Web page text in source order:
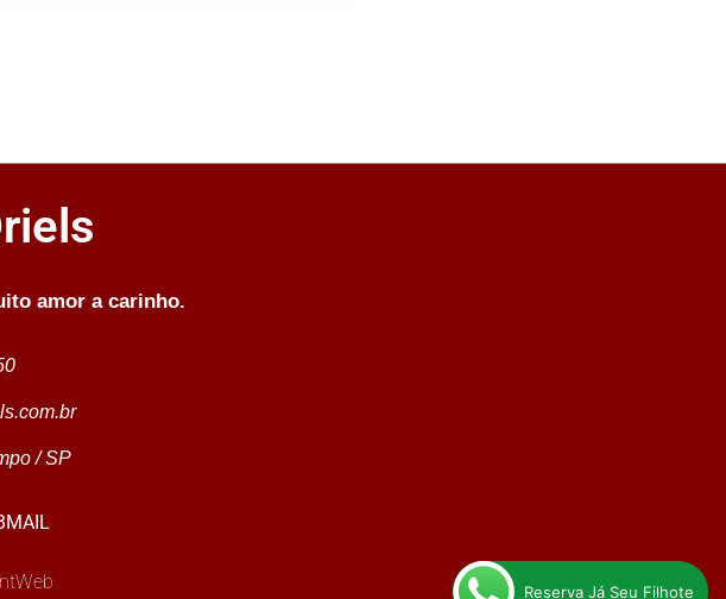
amor a carinho.
/ SP
Reserva Já Seu Filhote